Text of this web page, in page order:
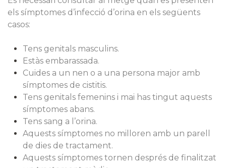
els símptomes d’infecció d’orina en els següents
casos:
Tens genitals masculins.
Estàs embarassada.
Cuides a un nen o a una persona major amb
símptomes de cistitis.
Tens genitals femenins i mai has tingut aquests
símptomes abans.
Tens sang a l’orina.
Aquests símptomes no milloren amb un parell
de dies de tractament.
Aquests símptomes tornen després de finalitzat